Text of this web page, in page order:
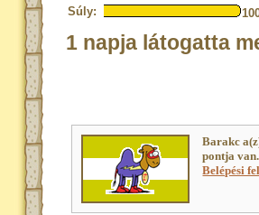
Súly:
1 napja látogatta
Barakc
pontja
Belépési